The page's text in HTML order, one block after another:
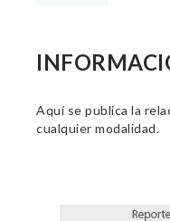
Aquí se publica la
cualquier modalidad.